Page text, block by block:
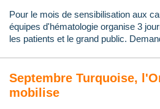
Pour le mois de sensibilisation aux
équipes d'hématologie organise 3
les patients et le grand public.
Septembre Turquoise,
mobilise